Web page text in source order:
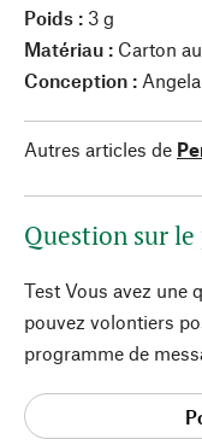
Poids : 3 g
Matériau : Carton
Conception :
Autres articles de
Question sur
Test Vous avez une
pouvez volontiers
programme de